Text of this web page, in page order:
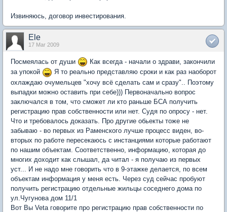
Извиняюсь, договор инвестирования.
Ele
17 Mar 2009
Посмеялась от души
Как всегда - начали о здрави, закончили
за упокой
Я то реально представляю сроки и как раз наоборот
охлаждаю очумельцев "хочу всё сделать сам и сразу".. Поэтому
выпадки можно оставить при себе))) Первоначально вопрос
заключался в том, что сможет ли кто раньше БСА получить
регистрацию прав собственности или нет. Судя по опросу - нет.
Что и требовалось доказать. Про другие обьекты тоже не
забываю - во первых из Раменского лучше процесс виден, во-
вторых по работе пересекаюсь с инстанциями которые работают
по нашим объектам. Соответственно, информацию, которая до
многих доходит как слышал, да читал - я получаю из первых
уст... И не надо мне говорить что в 9-этажке делается, по всем
объектам информация у меня есть. Через суд сейчас пробуют
получить регистрацию отдельные жильцы соседнего дома по
ул.Чугунова дом 11/1
Вот Вы Veta говорите про регистрацию прав собственности по